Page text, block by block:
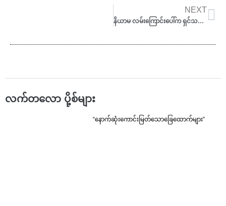
NEXT
နိယာမ လမ်းကြောင်းပေါ်က ရှင်သန်မှုဖြစ်စဉ်လေးများ
လက်တလော ပို့စ်များ
“နောက်ဆုံးကောင်းမြတ်သောခြေထောက်များ”